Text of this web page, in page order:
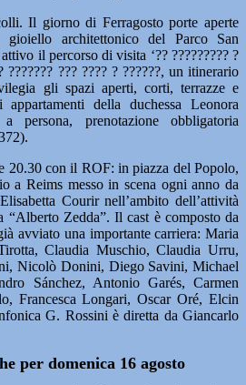
Il giorno di Ferragosto porte aperte
architettonico del Parco San
il percorso di visita ‘?? ????????? ?
??????? ??? ???? ? ??????, un itinerario
gli spazi aperti, corti, terrazze e
della duchessa Leonora
prenotazione obbligatoria
20.30 con il ROF: in piazza del Popolo,
a Reims messo in scena ogni anno da
Courir nell’ambito dell’attività
“Alberto Zedda”. Il cast è composto da
avviato una importante carriera: Maria
Claudia Muschio, Claudia Urru,
Nicolò Donini, Diego Savini, Michael
Sánchez, Antonio Garés, Carmen
Francesca Longari, Oscar Oré, Elcin
G. Rossini è diretta da Giancarlo
per domenica 16 agosto